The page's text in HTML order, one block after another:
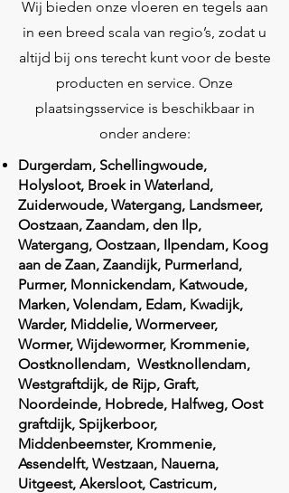
Wij bieden onze vloeren en tegels aan
in een breed scala van regio’s, zodat u
altijd bij ons terecht kunt voor de beste
producten en service. Onze
plaatsingsservice is beschikbaar in
onder andere:
Durgerdam, Schellingwoude,
Holysloot, Broek in Waterland,
Zuiderwoude, Watergang, Landsmeer,
Oostzaan, Zaandam, den Ilp,
Watergang, Oostzaan, Ilpendam, Koog
aan de Zaan, Zaandijk, Purmerland,
Purmer, Monnickendam, Katwoude,
Marken, Volendam, Edam, Kwadijk,
Warder, Middelie, Wormerveer,
Wormer, Wijdewormer, Krommenie,
Oostknollendam, Westknollendam,
Westgraftdijk, de Rijp, Graft,
Noordeinde, Hobrede, Halfweg, Oost
graftdijk, Spijkerboor,
Middenbeemster, Krommenie,
Assendelft, Westzaan, Nauerna,
Uitgeest, Akersloot, Castricum,